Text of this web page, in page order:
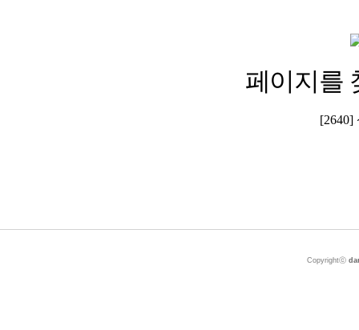
페이지를
[2640]
Copyrightⓒ